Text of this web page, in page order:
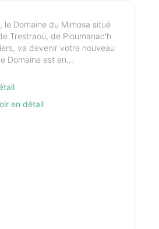
le Domaine du Mimosa situé
Trestraou, de Ploumanac'h
va devenir votre nouveau
Domaine est en...
en détail